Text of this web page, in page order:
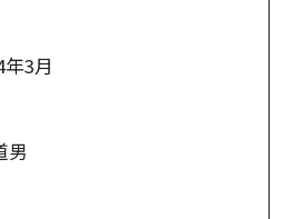
3月
男